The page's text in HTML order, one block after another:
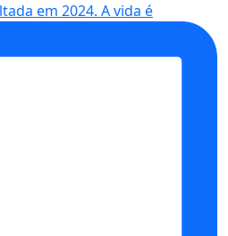
em 2024. A vida é